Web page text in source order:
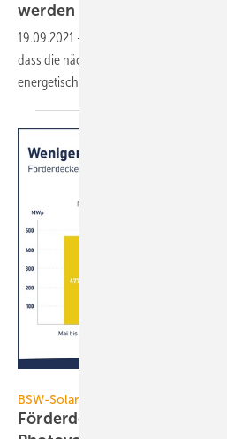
werden
19.09.2021 -
dass die nächste Bundesregierung
energetischen Gebäudesanierung
BSW-Solar
Förderdeckel und